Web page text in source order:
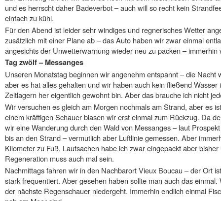
und es herrscht daher Badeverbot – auch will so recht kein
einfach zu kühl.
Für den Abend ist leider sehr windiges und regnerisches Wetter
zusätzlich mit einer Plane ab – das Auto haben wir zwar einmal
angesichts der Unwetterwarnung wieder neu zu packen –
Tag zwölf – Messanges
Unseren Monatstag beginnen wir angenehm entspannt – die Nacht
aber es hat alles gehalten und wir haben auch kein fließend
Zeltlagern her eigentlich gewohnt bin. Aber das brauche ich nicht
Wir versuchen es gleich am Morgen nochmals am Strand, aber es
einem kräftigen Schauer blasen wir erst einmal zum Rückzug. Da
wir eine Wanderung durch den Wald von Messanges – laut
bis an den Strand – vermutlich aber Luftlinie gemessen. Aber
Kilometer zu Fuß, Laufsachen habe ich zwar eingepackt aber
Regeneration muss auch mal sein.
Nachmittags fahren wir in den Nachbarort Vieux Boucau – der Ort
stark frequentiert. Aber gesehen haben sollte man auch das
der nächste Regenschauer niedergeht. Immerhin endlich einmal